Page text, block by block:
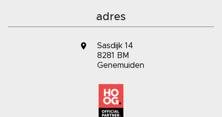
adres
Sasdijk 14
8281 BM
Genemuiden